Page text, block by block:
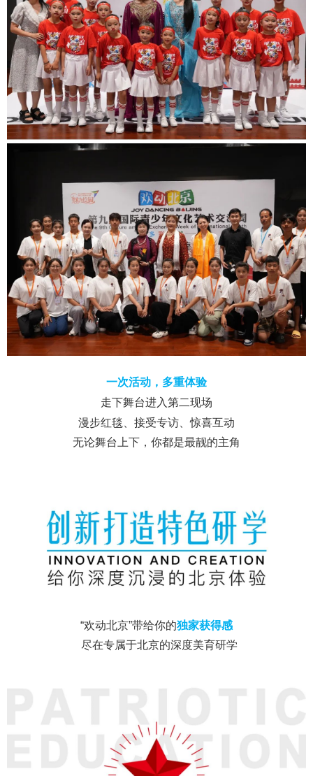
一次活动，多重体验
走下舞台进入第二现场
漫步红毯、接受专访、惊喜互动
无论舞台上下，你都是最靓的主角
“欢动北京”带给你的独家获得感
尽在专属于北京的深度美育研学